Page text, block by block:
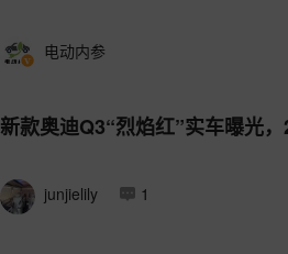
电动内参
新款奥迪Q3“烈焰红”实车曝光
junjielily 1